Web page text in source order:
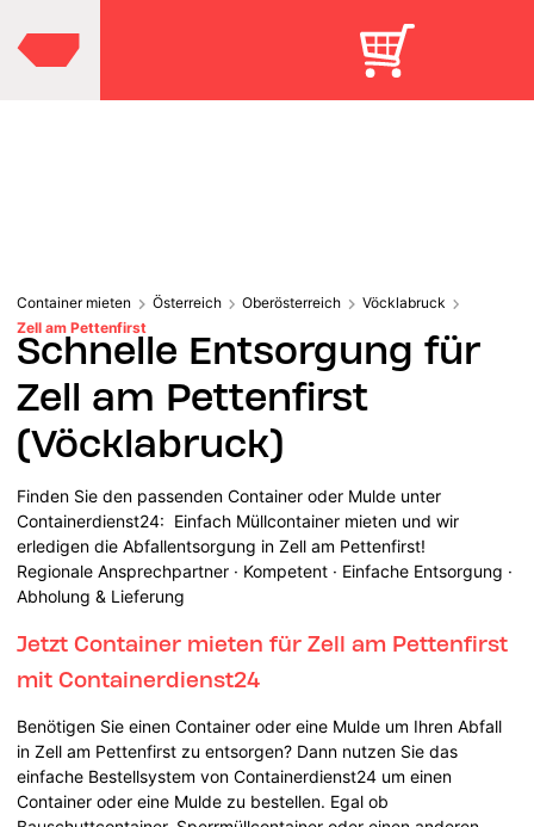
Container mieten Österreich Oberösterreich
Vöcklabruck
Zell am Pettenfirst
Schnelle Entsorgung für
Zell am Pettenfirst
(Vöcklabruck)
Finden Sie den passenden Container oder Mulde unter
Containerdienst24: Einfach Müllcontainer mieten und wir
erledigen die Abfallentsorgung in Zell am Pettenfirst!
Regionale Ansprechpartner · Kompetent · Einfache Entsorgung ·
Abholung & Lieferung
Jetzt Container mieten für Zell am Pettenfirst
mit Containerdienst24
Benötigen Sie einen Container oder eine Mulde um Ihren Abfall
in Zell am Pettenfirst zu entsorgen? Dann nutzen Sie das
einfache Bestellsystem von Containerdienst24 um einen
Container oder eine Mulde zu bestellen. Egal ob